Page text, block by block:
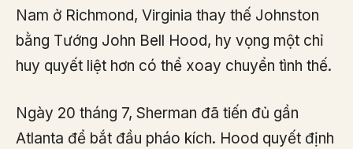
Nam ở Richmond, Virginia thay thế Johnston
bằng Tướng John Bell Hood, hy vọng một chỉ
huy quyết liệt hơn có thể xoay chuyển tình thế.
Ngày 20 tháng 7, Sherman đã tiến đủ gần
Atlanta để bắt đầu pháo kích. Hood quyết định